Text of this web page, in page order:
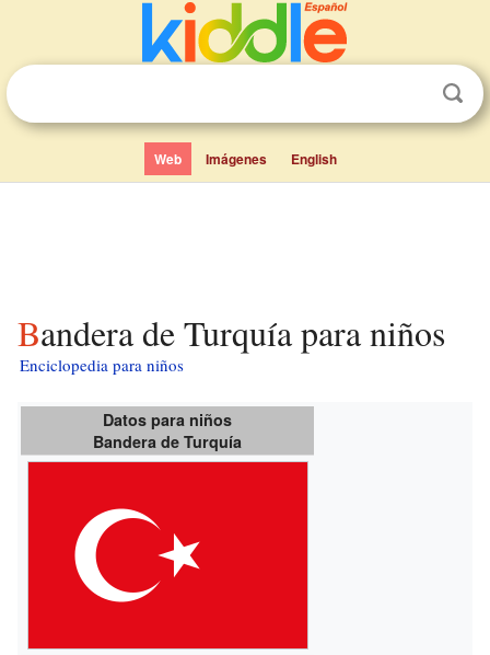
Web Imágenes English
Bandera de Turquía para niños
Enciclopedia para niños
Datos para niños
Bandera de Turquía